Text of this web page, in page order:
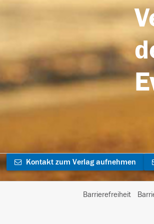
Kontakt zum Verlag aufnehmen
Barrierefreiheit